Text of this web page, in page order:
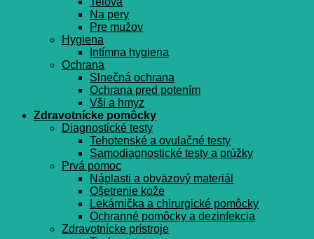
Na pery
Pre mužov
Hygiena
Intímna hygiena
Ochrana
Slnečná ochrana
Ochrana pred potením
Vši a hmyz
Zdravotnícke pomôcky
Diagnostické testy
Tehotenské a ovulačné testy
Samodiagnostické testy a prúžky
Prvá pomoc
Náplasti a obväzový materiál
Ošetrenie kože
Lekárnička a chirurgické pomôcky
Ochranné pomôcky a dezinfekcia
Zdravotnícke prístroje